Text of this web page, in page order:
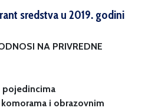
sredstva u 2019. godini
NA PRIVREDNE
pojedincima
i obrazovnim